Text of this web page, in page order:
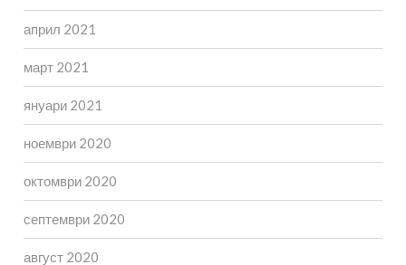
април 2021
март 2021
януари 2021
ноември 2020
октомври 2020
септември 2020
август 2020